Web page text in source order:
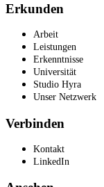
Erkunden
Arbeit
Leistungen
Erkenntnisse
Universität
Studio Hyra
Unser Netzwerk
Verbinden
Kontakt
LinkedIn